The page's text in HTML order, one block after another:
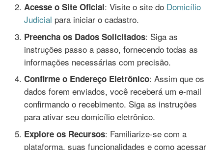
Acesse o Site Oficial: Visite o site do Domicílio
Judicial para iniciar o cadastro.
Preencha os Dados Solicitados: Siga as
instruções passo a passo, fornecendo todas as
informações necessárias com precisão.
Confirme o Endereço Eletrônico: Assim que os
dados forem enviados, você receberá um e-mail
confirmando o recebimento. Siga as instruções
para ativar seu domicílio eletrônico.
Explore os Recursos: Familiarize-se com a
plataforma, suas funcionalidades e como acessar